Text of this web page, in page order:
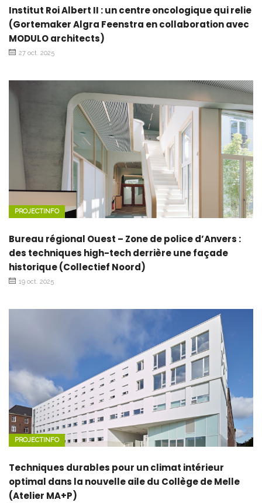
Institut Roi Albert II : un centre oncologique qui relie
(Gortemaker Algra Feenstra en collaboration avec
MODULO architects)
27 oct. 2025
PROJECTINFO
Bureau régional Ouest – Zone de police d’Anvers :
des techniques high-tech derrière une façade
historique (Collectief Noord)
19 oct. 2025
PROJECTINFO
Techniques durables pour un climat intérieur
optimal dans la nouvelle aile du Collège de Melle
(Atelier MA+P)